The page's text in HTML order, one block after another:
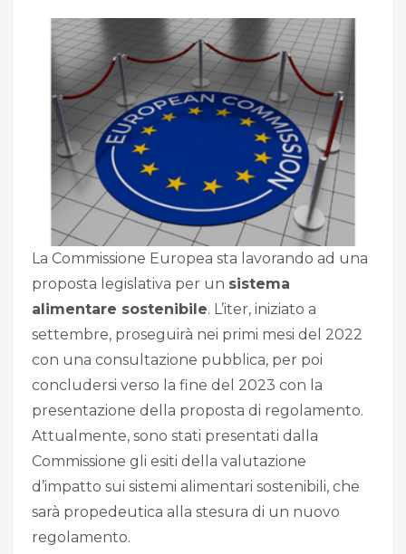
La Commissione Europea sta lavorando ad una
proposta legislativa per un sistema
alimentare sostenibile. L’iter, iniziato a
settembre, proseguirà nei primi mesi del 2022
con una consultazione pubblica, per poi
concludersi verso la fine del 2023 con la
presentazione della proposta di regolamento.
Attualmente, sono stati presentati dalla
Commissione gli esiti della valutazione
d’impatto sui sistemi alimentari sostenibili, che
sarà propedeutica alla stesura di un nuovo
regolamento.